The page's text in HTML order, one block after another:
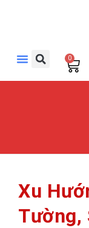
0
Xu
Tường,